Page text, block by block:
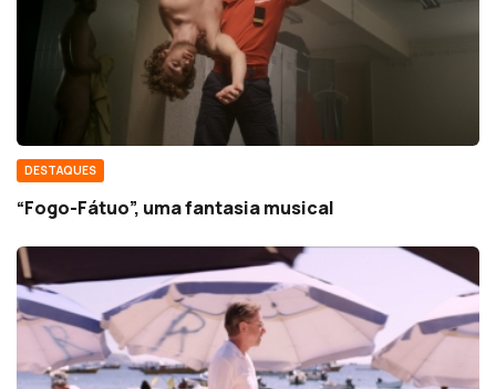
DESTAQUES
“Fogo-Fátuo”, uma fantasia musical